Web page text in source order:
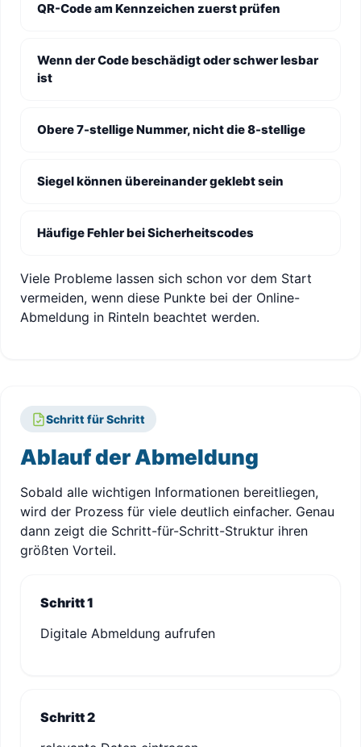
QR-Code am Kennzeichen zuerst prüfen
Wenn der Code beschädigt oder schwer lesbar
ist
Obere 7-stellige Nummer, nicht die 8-stellige
Siegel können übereinander geklebt sein
Häufige Fehler bei Sicherheitscodes
Viele Probleme lassen sich schon vor dem Start
vermeiden, wenn diese Punkte bei der Online-
Abmeldung in Rinteln beachtet werden.
Schritt für Schritt
Ablauf der Abmeldung
Sobald alle wichtigen Informationen bereitliegen,
wird der Prozess für viele deutlich einfacher. Genau
dann zeigt die Schritt-für-Schritt-Struktur ihren
größten Vorteil.
Schritt 1
Digitale Abmeldung aufrufen
Schritt 2